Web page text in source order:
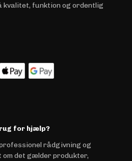
kvalitet, funktion og ordentlig
for hjælp?
rådgivning og
om det gælder produkter,